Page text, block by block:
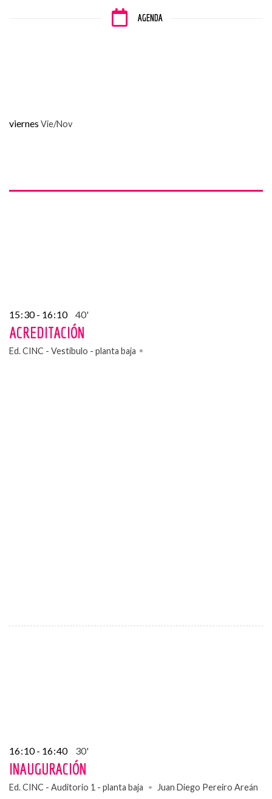
AGENDA
viernes Vie/Nov
15:30 - 16:10 40'
ACREDITACIÓN
Ed. CINC - Vestíbulo - planta baja
16:10 - 16:40 30'
INAUGURACIÓN
Ed. CINC - Auditorio 1 - planta baja Juan Diego Pereiro Areán